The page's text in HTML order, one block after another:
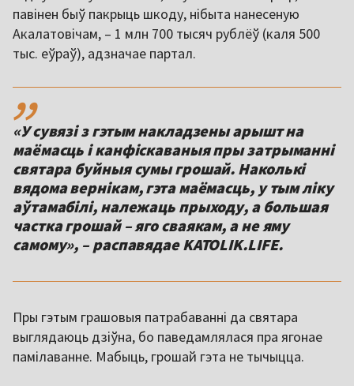
павінен быў пакрыць шкоду, нібыта нанесеную
Акалатовічам, – 1 млн 700 тысяч рублёў (каля 500
тыс. еўраў), адзначае партал.
,,
«У сувязі з гэтым накладзены арышт на
маёмасць і канфіскаваныя пры затрыманні
святара буйныя сумы грошай. Наколькі
вядома вернікам, гэта маёмасць, у тым ліку
аўтамабілі, належаць прыходу, а большая
частка грошай – яго сваякам, а не яму
самому», – распавядае KATOLIK.LIFE.
Пры гэтым грашовыя патрабаванні да святара
выглядаюць дзіўна, бо паведамлялася пра ягонае
памілаванне. Мабыць, грошай гэта не тычыцца.